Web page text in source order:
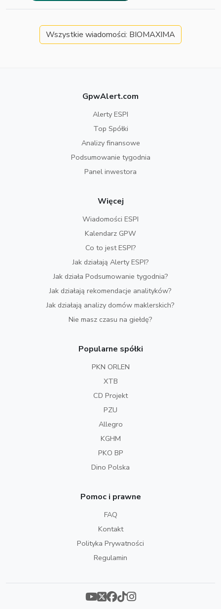
Wszystkie wiadomości: BIOMAXIMA
GpwAlert.com
Alerty ESPI
Top Spółki
Analizy finansowe
Podsumowanie tygodnia
Panel inwestora
Więcej
Wiadomości ESPI
Kalendarz GPW
Co to jest ESPI?
Jak działają Alerty ESPI?
Jak działa Podsumowanie tygodnia?
Jak działają rekomendacje analityków?
Jak działają analizy domów maklerskich?
Nie masz czasu na giełdę?
Popularne spółki
PKN ORLEN
XTB
CD Projekt
PZU
Allegro
KGHM
PKO BP
Dino Polska
Pomoc i prawne
FAQ
Kontakt
Polityka Prywatności
Regulamin